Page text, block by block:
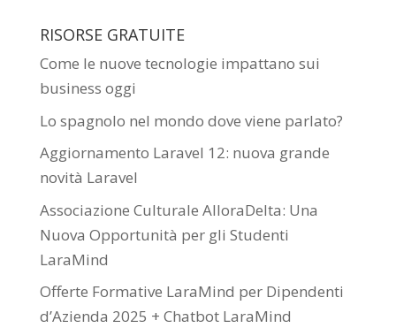
RISORSE GRATUITE
Come le nuove tecnologie impattano sui
business oggi
Lo spagnolo nel mondo dove viene parlato?
Aggiornamento Laravel 12: nuova grande
novità Laravel
Associazione Culturale AlloraDelta: Una
Nuova Opportunità per gli Studenti
LaraMind
Offerte Formative LaraMind per Dipendenti
d’Azienda 2025 + Chatbot LaraMind